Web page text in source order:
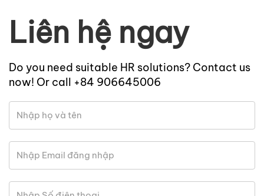
Liên hệ ngay
Do you need suitable HR solutions? Contact us
now! Or call +84 906645006